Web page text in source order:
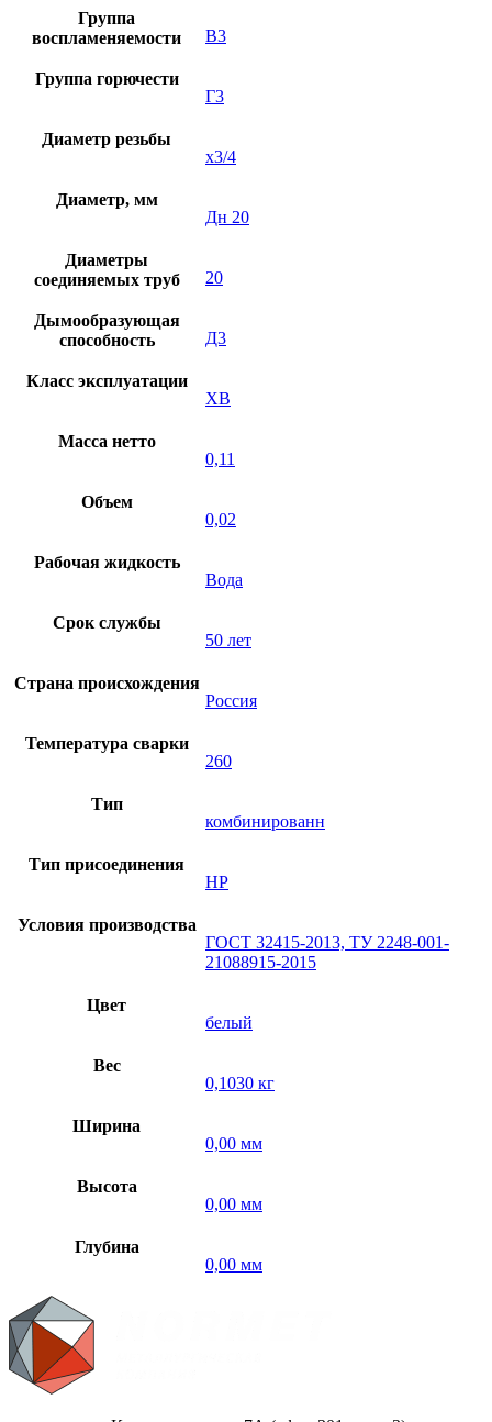
Группа
воспламеняемости
В3
Группа горючести
Г3
Диаметр резьбы
х3/4
Диаметр, мм
Дн 20
Диаметры
соединяемых труб
20
Дымообразующая
способность
Д3
Класс эксплуатации
XB
Масса нетто
0,11
Объем
0,02
Рабочая жидкость
Вода
Срок службы
50 лет
Страна происхождения
Россия
Температура сварки
260
Тип
комбинированн
Тип присоединения
НР
Условия производства
ГОСТ 32415-2013, ТУ 2248-001-
21088915-2015
Цвет
белый
Вес
0,1030 кг
Ширина
0,00 мм
Высота
0,00 мм
Глубина
0,00 мм